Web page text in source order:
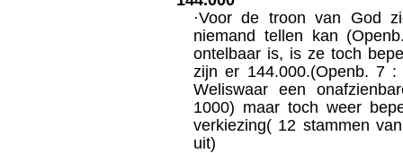
·Voor de troon van God
niemand tellen kan
ontelbaar is, is ze toch
zijn er 144.000.(Openb.
Weliswaar een
1000) maar toch weer
verkiezing( 12 stammen
uit)